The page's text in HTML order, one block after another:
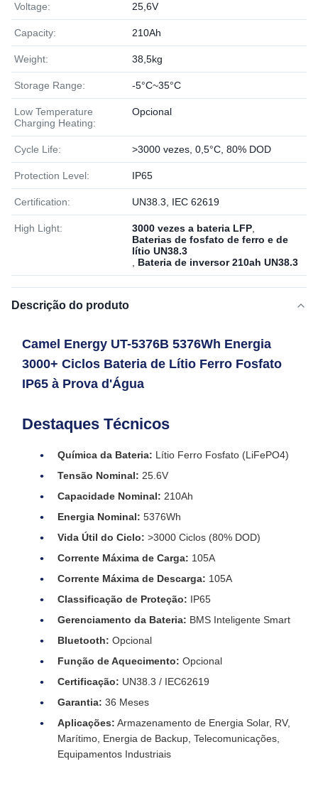
Voltage: 25,6V
Capacity: 210Ah
Weight: 38,5kg
Storage Range: -5°C~35°C
Low Temperature
Charging Heating:
Opcional
Cycle Life: >3000 vezes, 0,5°C, 80% DOD
Protection Level: IP65
Certification: UN38.3, IEC 62619
High Light: 3000 vezes a bateria LFP
Baterias de fosfato de ferro e de
lítio UN38.3
Bateria de inversor 210ah UN38.3
Descrição do produto
Camel Energy UT-5376B 5376Wh Energia
3000+ Ciclos Bateria de Lítio Ferro Fosfato
IP65 à Prova d'Água
Destaques Técnicos
Química da Bateria: Lítio Ferro Fosfato (LiFePO4)
Tensão Nominal: 25.6V
Capacidade Nominal: 210Ah
Energia Nominal: 5376Wh
Vida Útil do Ciclo: >3000 Ciclos (80% DOD)
Corrente Máxima de Carga: 105A
Corrente Máxima de Descarga: 105A
Classificação de Proteção: IP65
Gerenciamento da Bateria: BMS Inteligente Smart
Bluetooth: Opcional
Função de Aquecimento: Opcional
Certificação: UN38.3 / IEC62619
Garantia: 36 Meses
Aplicações: Armazenamento de Energia Solar, RV,
Marítimo, Energia de Backup, Telecomunicações,
Equipamentos Industriais